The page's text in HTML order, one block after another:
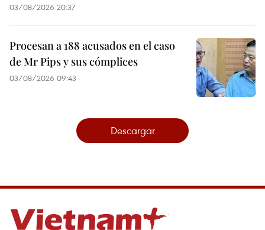
03/08/2026 20:37
Procesan a 188 acusados en el caso
de Mr Pips y sus cómplices
03/08/2026 09:43
Descargar